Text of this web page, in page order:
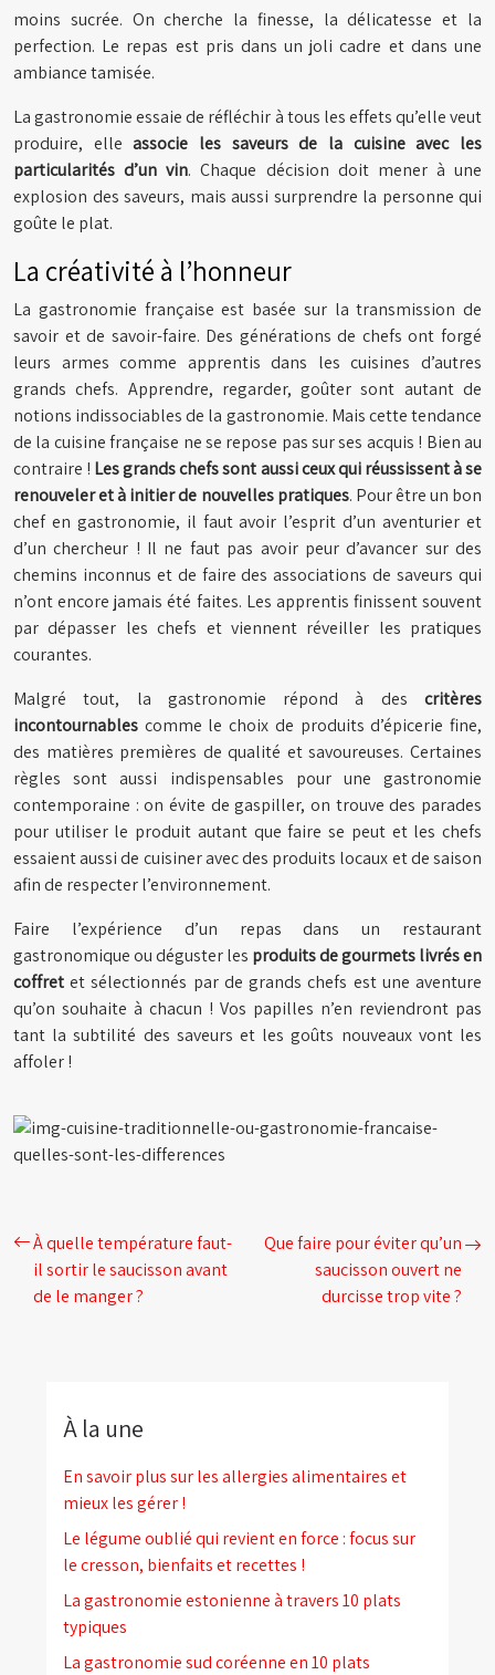
moins sucrée. On cherche la finesse, la délicatesse et la
perfection. Le repas est pris dans un joli cadre et dans une
ambiance tamisée.
La gastronomie essaie de réfléchir à tous les effets qu’elle veut
produire, elleassocie les saveurs de la cuisine avec les
particularités d’un vin. Chaque décision doit mener à une
explosion des saveurs, mais aussi surprendre la personne qui
goûte le plat.
La créativité à l’honneur
La gastronomie française est basée sur la transmission de
savoir et de savoir-faire. Des générations de chefs ont forgé
leurs armes comme apprentis dans les cuisines d’autres
grands chefs. Apprendre, regarder, goûter sont autant de
notions indissociables de la gastronomie. Mais cette tendance
de la cuisine française ne se repose pas sur ses acquis ! Bien au
contraire ! Les grands chefs sont aussi ceux qui réussissent à se
renouveler et à initier de nouvelles pratiques. Pour être un bon
chef en gastronomie, il faut avoir l’esprit d’un aventurier et
d’un chercheur ! Il ne faut pas avoir peur d’avancer sur des
chemins inconnus et de faire des associations de saveurs qui
n’ont encore jamais été faites. Les apprentis finissent souvent
par dépasser les chefs et viennent réveiller les pratiques
courantes.
Malgré tout, la gastronomie répond à des critères
incontournables comme le choix de produits d’épicerie fine,
des matières premières de qualité et savoureuses. Certaines
règles sont aussi indispensables pour une gastronomie
contemporaine : on évite de gaspiller, on trouve des parades
pour utiliser le produit autant que faire se peut et les chefs
essaient aussi de cuisiner avec des produits locaux et de saison
afin de respecter l’environnement.
Faire l’expérience d’un repas dans un restaurant
gastronomique ou déguster les produits de gourmets livrés en
coffret et sélectionnés par de grands chefs est une aventure
qu’on souhaite à chacun ! Vos papilles n’en reviendront pas
tant la subtilité des saveurs et les goûts nouveaux vont les
affoler !
À quelle température faut-
il sortir le saucisson avant
de le manger ?
Que faire pour éviter qu’un
saucisson ouvert ne
durcisse trop vite ?
À la une
En savoir plus sur les allergies alimentaires et
mieux les gérer !
Le légume oublié qui revient en force : focus sur
le cresson, bienfaits et recettes !
La gastronomie estonienne à travers 10 plats
typiques
La gastronomie sud coréenne en 10 plats